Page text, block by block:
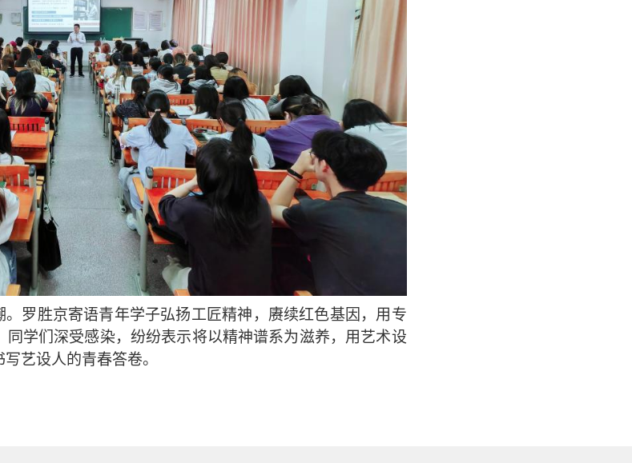
。罗胜京寄语青年学子弘扬工匠精神，赓续红色基因，用专
学们深受感染，纷纷表示将以精神谱系为滋养，用艺术设
艺设人的青春答卷。